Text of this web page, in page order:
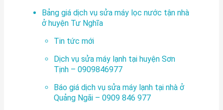
Bảng giá dịch vụ sửa máy lọc nước tận nhà
ở huyện Tư Nghĩa
Tin tức mới
Dịch vụ sửa máy lạnh tại huyện Sơn
Tịnh – 0909846977
Báo giá dịch vụ sửa máy lạnh tại nhà ở
Quảng Ngãi – 0909 846 977